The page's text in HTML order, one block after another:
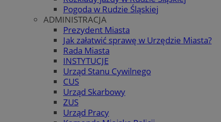
Pogoda w Rudzie Śląskiej
ADMINISTRACJA
Prezydent Miasta
Jak załatwić sprawę w Urzędzie Miasta?
Rada Miasta
INSTYTUCJE
Urząd Stanu Cywilnego
CUS
Urząd Skarbowy
ZUS
Urząd Pracy